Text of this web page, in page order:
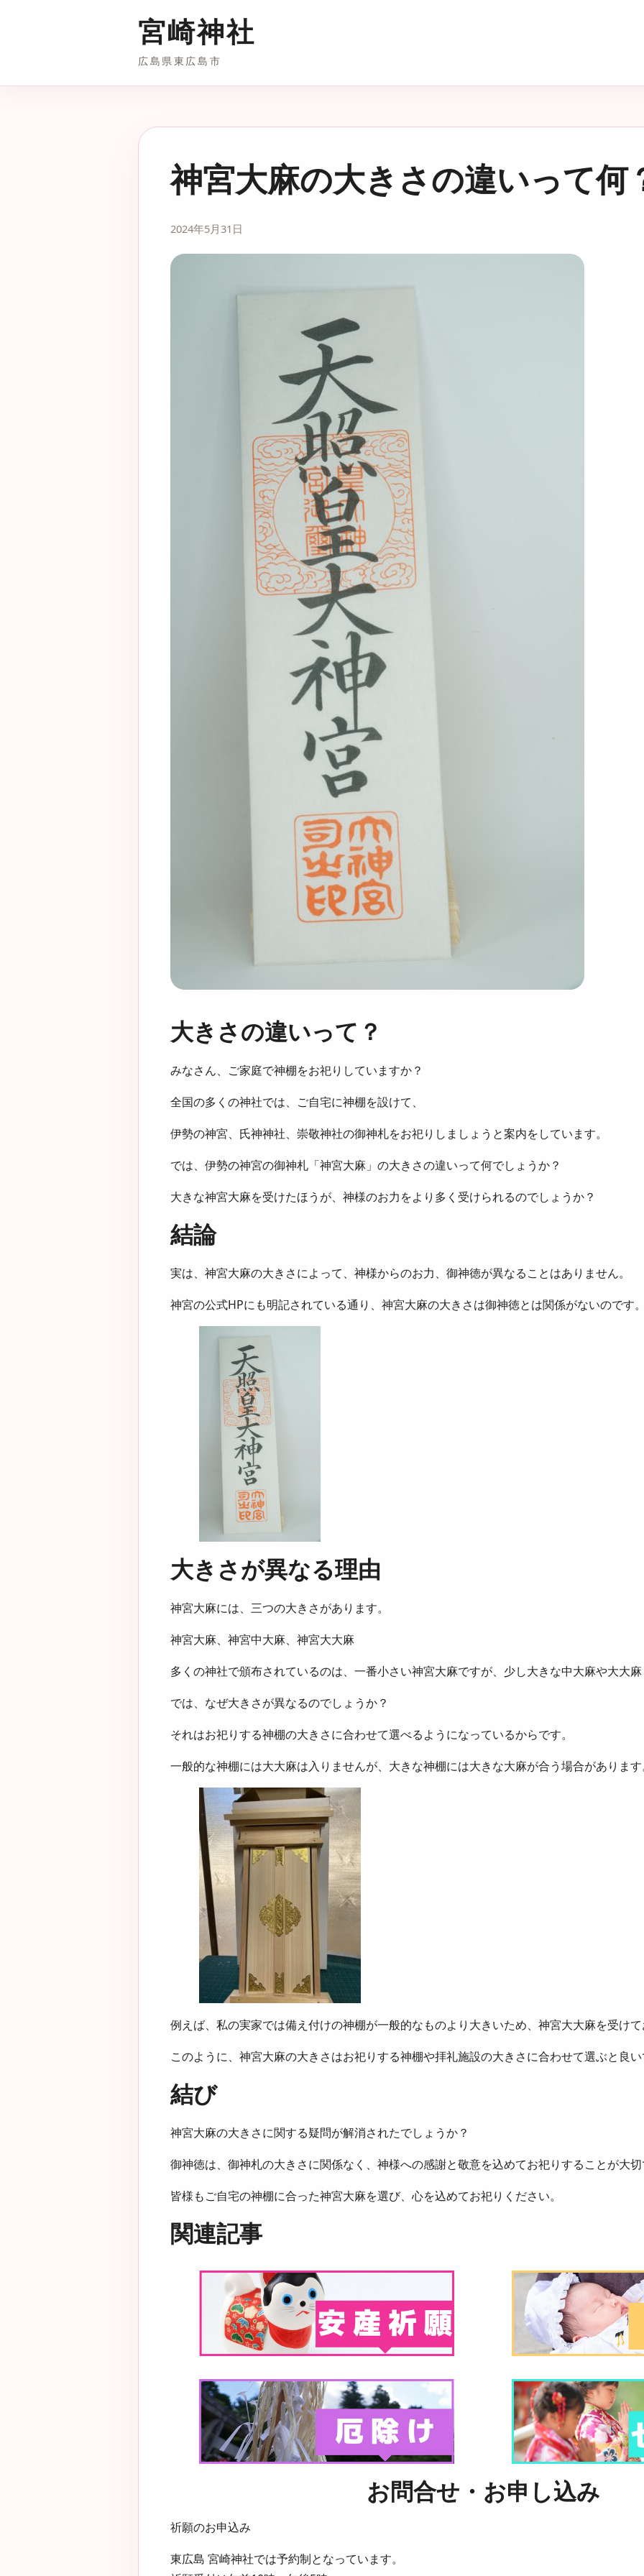
宮崎神社
広島県東広島市
神宮大麻の大きさの違いって何
2024年5月31日
大きさの違いって？
みなさん、ご家庭で神棚をお祀りしていますか？
全国の多くの神社では、ご自宅に神棚を設けて、
伊勢の神宮、氏神神社、崇敬神社の御神札をお祀りしましょうと案内をしています。
では、伊勢の神宮の御神札「神宮大麻」の大きさの違いって何でしょうか？
大きな神宮大麻を受けたほうが、神様のお力をより多く受けられるのでしょうか？
結論
実は、神宮大麻の大きさによって、神様からのお力、御神徳が異なることはありません。
神宮の公式HPにも明記されている通り、神宮大麻の大きさは御神徳とは関係がないのです
大きさが異なる理由
神宮大麻には、三つの大きさがあります。
神宮大麻、神宮中大麻、神宮大大麻
多くの神社で頒布されているのは、一番小さい神宮大麻ですが、少し大きな中大麻や大大
では、なぜ大きさが異なるのでしょうか？
それはお祀りする神棚の大きさに合わせて選べるようになっているからです。
一般的な神棚には大大麻は入りませんが、大きな神棚には大きな大麻が合う場合がありま
例えば、私の実家では備え付けの神棚が一般的なものより大きいため、神宮大大麻を受け
このように、神宮大麻の大きさはお祀りする神棚や拝礼施設の大きさに合わせて選ぶと良
結び
神宮大麻の大きさに関する疑問が解消されたでしょうか？
御神徳は、御神札の大きさに関係なく、神様への感謝と敬意を込めてお祀りすることが大
皆様もご自宅の神棚に合った神宮大麻を選び、心を込めてお祀りください。
関連記事
お問合せ・お申し込み
祈願のお申込み
東広島 宮崎神社では予約制となっています。